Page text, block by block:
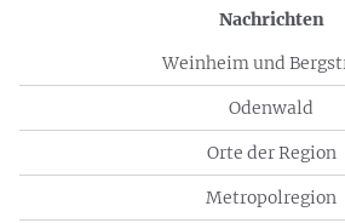
Nachrichten
Weinheim und
Odenwald
Orte der Region
Metropolregion